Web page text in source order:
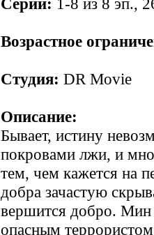
Возрастное
Студия: DR Movie
Описание:
Бывает, истину
покровами лжи, и
тем, чем кажется на
добра зачастую
вершится добро.
опасным